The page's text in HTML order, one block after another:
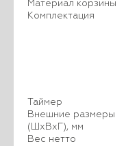
Материал корзины
Комплектация
Таймер
Внешние размеры
(ШхВхГ), мм
Вес нетто